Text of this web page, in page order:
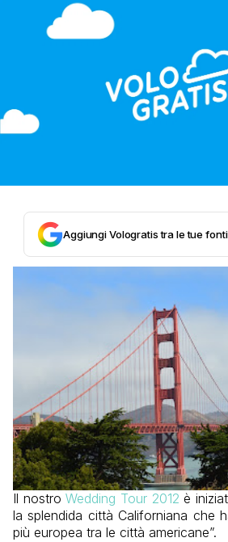
Aggiungi Vologratis tra le tue
Il nostroWedding Tour 2012 è
la splendida città Californiana che
più europea tra le città americane”.